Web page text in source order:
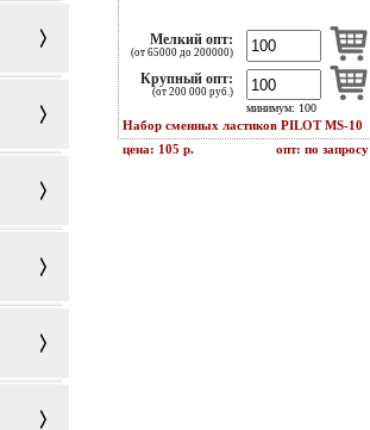
Мелкий опт:
(от 65000 до 200000)
Крупный опт:
(от 200 000 руб.)
минимум: 100
Набор сменных ластиков PILOT MS-10
цена: 105 р.
опт: по запросу